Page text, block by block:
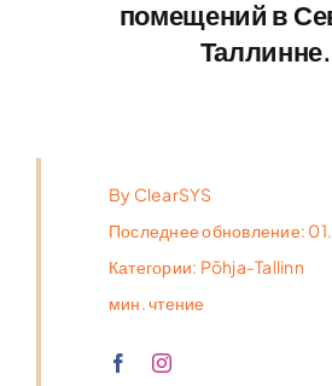
помещений в
By ClearSYS
Последнее обновление:
Категории: Põhja-Tallinn
мин. чтение